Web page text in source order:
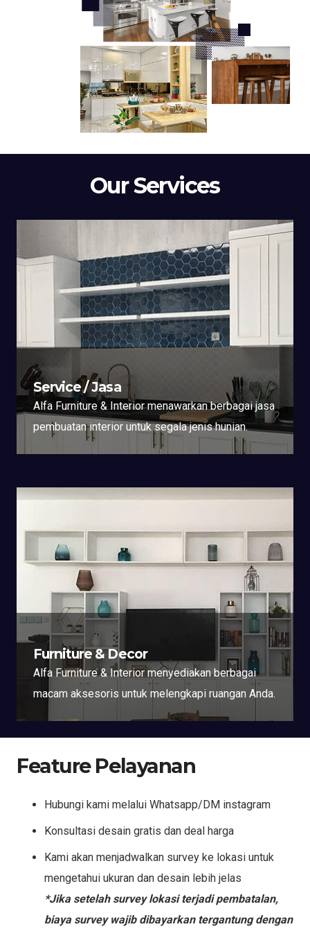
Our Services
Service / Jasa
Alfa Furniture & Interior menawarkan berbagai jasa
pembuatan interior untuk segala jenis hunian.
Furniture & Decor
Alfa Furniture & Interior menyediakan berbagai
macam aksesoris untuk melengkapi ruangan Anda.
Feature Pelayanan
Hubungi kami melalui Whatsapp/DM instagram
Konsultasi desain gratis dan deal harga
Kami akan menjadwalkan survey ke lokasi untuk
mengetahui ukuran dan desain lebih jelas
*Jika setelah survey lokasi terjadi pembatalan,
biaya survey wajib dibayarkan tergantung dengan